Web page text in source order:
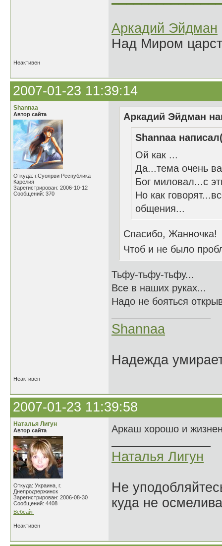
Аркадий Эйдман
Над Миром
Неактивен
2007-01-23 11:39:14
Shannaa
Автор сайта
Откуда: г.Суоярви Республика
Карелия
Зарегистрирован: 2006-10-12
Сообщений: 370
Аркадий Эйдман
Shannaa
Ой как ...
Да...тема очень
Бог миловал...с
Но как
общения...
Спасибо, Жанночка!
Чтоб и не было
Тьфу-тьфу-тьфу...
Все в наших руках...
Надо не бояться
Shannaa
Надежда
Неактивен
2007-01-23 11:39:58
Наталья Лигун
Автор сайта
Откуда: Украина, г.
Днепродзержинск
Зарегистрирован: 2006-08-30
Сообщений: 4408
Вебсайт
Аркаш хорошо и
Наталья Лигун
Не
куда не
Неактивен